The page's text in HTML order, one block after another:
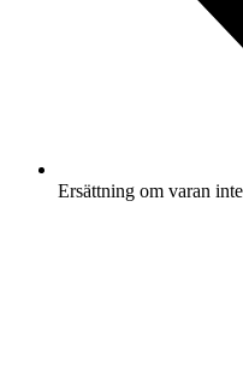
Ersättning om varan